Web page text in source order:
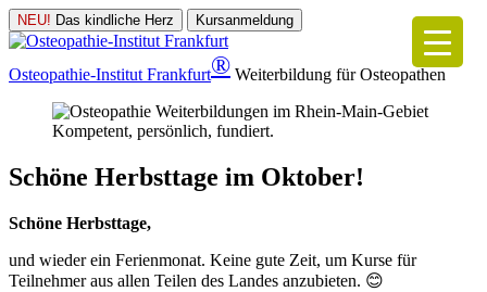
NEU! Das kindliche Herz Kursanmeldung
Osteopathie-Institut Frankfurt® Weiterbildung für Osteopathen
Kompetent, persönlich, fundiert.
Schöne Herbsttage im Oktober!
Schöne Herbsttage,
und wieder ein Ferienmonat. Keine gute Zeit, um Kurse für
Teilnehmer aus allen Teilen des Landes anzubieten. 😊